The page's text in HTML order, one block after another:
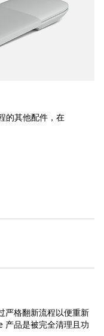
的其他配件，在
严格翻新流程以便重新
产品是被完全清理且功